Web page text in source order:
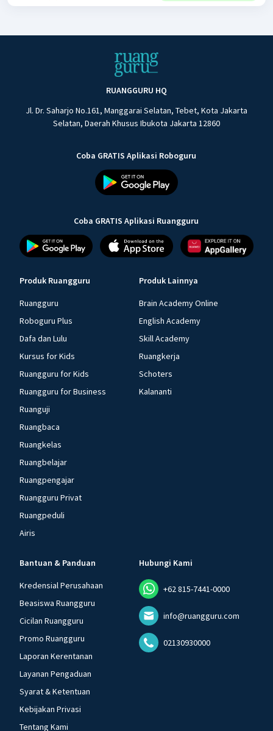
RUANGGURU HQ
Jl. Dr. Saharjo No.161, Manggarai Selatan, Tebet, Kota Jakarta
Selatan, Daerah Khusus Ibukota Jakarta 12860
Coba GRATIS Aplikasi Roboguru
Coba GRATIS Aplikasi Ruangguru
Produk Ruangguru
Ruangguru
Roboguru Plus
Dafa dan Lulu
Kursus for Kids
Ruangguru for Kids
Ruangguru for Business
Ruanguji
Ruangbaca
Ruangkelas
Ruangbelajar
Ruangpengajar
Ruangguru Privat
Ruangpeduli
Airis
Produk Lainnya
Brain Academy Online
English Academy
Skill Academy
Ruangkerja
Schoters
Kalananti
Bantuan & Panduan
Kredensial Perusahaan
Beasiswa Ruangguru
Cicilan Ruangguru
Promo Ruangguru
Laporan Kerentanan
Layanan Pengaduan
Syarat & Ketentuan
Kebijakan Privasi
Tentang Kami
Hubungi Kami
+62 815-7441-0000
info@ruangguru.com
02130930000